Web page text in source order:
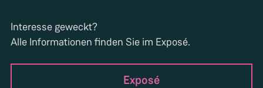
Interesse geweckt?
Alle Informationen finden Sie im Exposé.
Exposé